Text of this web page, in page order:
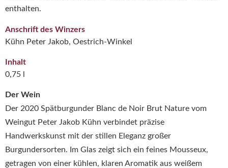
Der Wein
Der 2020 Spätburgunder Blanc de Noir Brut Nature vom
Weingut Peter Jakob Kühn verbindet präzise
Handwerkskunst mit der stillen Eleganz großer
Burgundersorten. Im Glas zeigt sich ein feines Mousseux,
getragen von einer kühlen, klaren Aromatik aus weißem
enthalten.
Anschrift des Winzers
Kühn Peter Jakob, Oestrich-Winkel
Inhalt
0,75 l